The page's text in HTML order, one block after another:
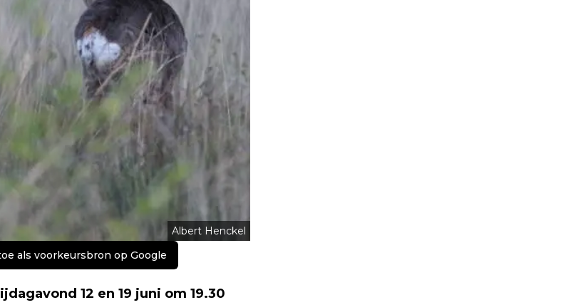
Albert Henckel
als voorkeursbron op Google
12 en 19 juni om 19.30